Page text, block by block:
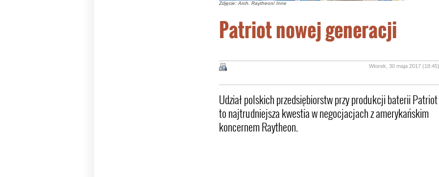
Zdjęcie: Arch. Raytheon/ Inne
Patriot nowej generacji
Wtorek, 30 maja 2017 (18:45)
Udział polskich przedsiębiorstw przy produkcji baterii Patriot
to najtrudniejsza kwestia w negocjacjach z amerykańskim
koncernem Raytheon.